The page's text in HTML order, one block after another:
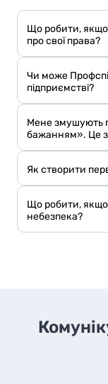
Що робити, якщо
про свої права?
Чи може
підприємстві?
Мене змушують
бажанням». Це
Як створити
Що робити, якщо
небезпека?